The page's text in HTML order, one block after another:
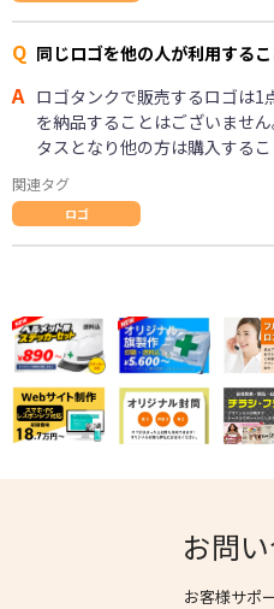
Q 同じロゴを他の人が利用する
A ロゴタンクで販売するロゴは1
を納品することはございませ
タスとなり他の方は購入する
関連タグ
ロゴ
お問
お客様サポ